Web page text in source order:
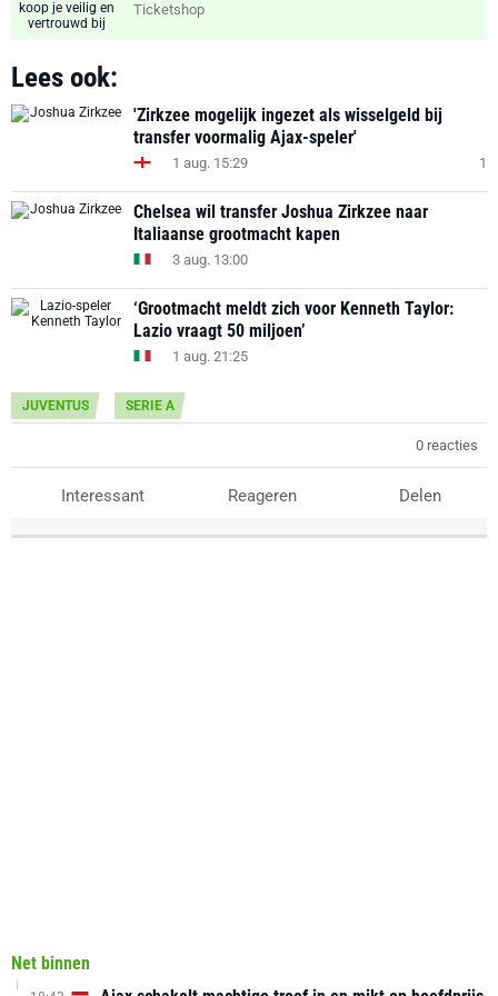
Ticketshop
Lees ook:
'Zirkzee mogelijk ingezet als wisselgeld bij
transfer voormalig Ajax-speler'
1 aug. 15:29 1
Chelsea wil transfer Joshua Zirkzee naar
Italiaanse grootmacht kapen
3 aug. 13:00
‘Grootmacht meldt zich voor Kenneth Taylor:
Lazio vraagt 50 miljoen’
1 aug. 21:25
JUVENTUS SERIE A
0 reacties
Interessant Reageren Delen
Net binnen